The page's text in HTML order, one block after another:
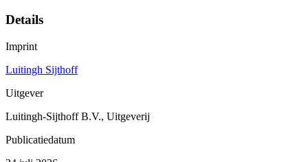
Details
Imprint
Luitingh Sijthoff
Uitgever
Luitingh-Sijthoff B.V., Uitgeverij
Publicatiedatum